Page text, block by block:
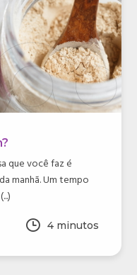
que você faz é
manhã. Um tempo
4 minutos